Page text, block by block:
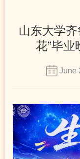
山东大学
花”毕业
June